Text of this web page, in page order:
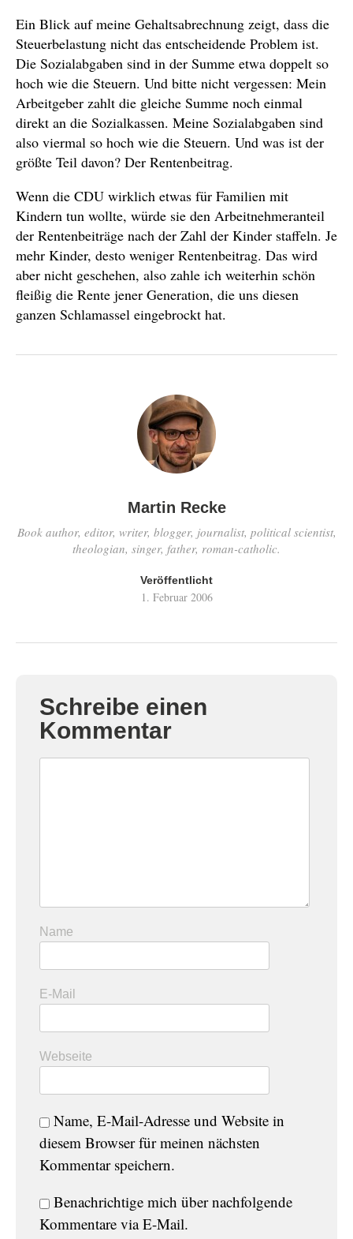
Ein Blick auf meine Gehaltsabrechnung zeigt, dass die
Steuerbelastung nicht das entscheidende Problem ist.
Die Sozialabgaben sind in der Summe etwa doppelt so
hoch wie die Steuern. Und bitte nicht vergessen: Mein
Arbeitgeber zahlt die gleiche Summe noch einmal
direkt an die Sozialkassen. Meine Sozialabgaben sind
also viermal so hoch wie die Steuern. Und was ist der
größte Teil davon? Der Rentenbeitrag.
Wenn die CDU wirklich etwas für Familien mit
Kindern tun wollte, würde sie den Arbeitnehmeranteil
der Rentenbeiträge nach der Zahl der Kinder staffeln. Je
mehr Kinder, desto weniger Rentenbeitrag. Das wird
aber nicht geschehen, also zahle ich weiterhin schön
fleißig die Rente jener Generation, die uns diesen
ganzen Schlamassel eingebrockt hat.
Martin Recke
Book author, editor, writer, blogger, journalist, political scientist,
theologian, singer, father, roman-catholic.
Veröffentlicht
1. Februar 2006
Schreibe einen
Kommentar
Name
E-Mail
Webseite
Name, E-Mail-Adresse und Website in
diesem Browser für meinen nächsten
Kommentar speichern.
Benachrichtige mich über nachfolgende
Kommentare via E-Mail.